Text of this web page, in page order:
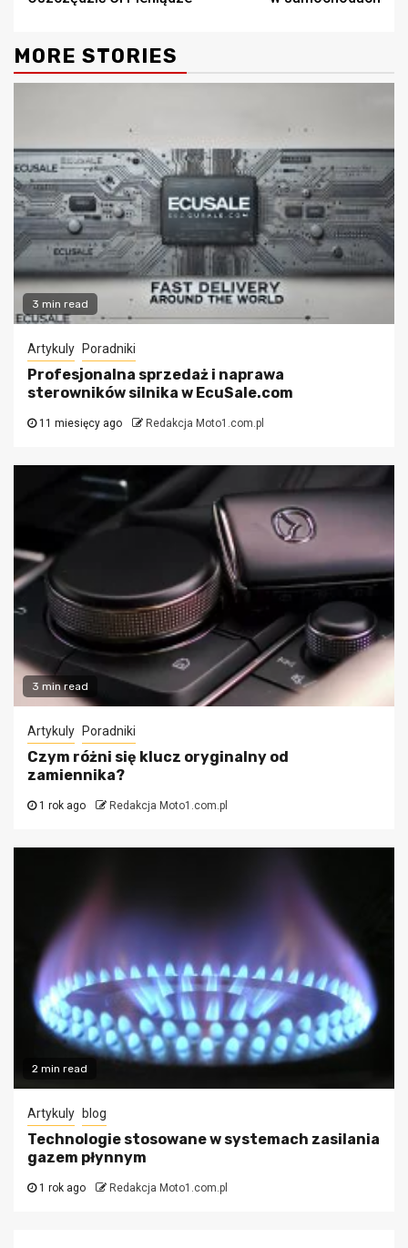
MORE STORIES
3 min read
Artykuly Poradniki
Profesjonalna sprzedaż i naprawa
sterowników silnika w EcuSale.com
11 miesięcy ago Redakcja Moto1.com.pl
3 min read
Artykuly Poradniki
Czym różni się klucz oryginalny od
zamiennika?
1 rok ago Redakcja Moto1.com.pl
2 min read
Artykuly blog
Technologie stosowane w systemach zasilania
gazem płynnym
1 rok ago Redakcja Moto1.com.pl